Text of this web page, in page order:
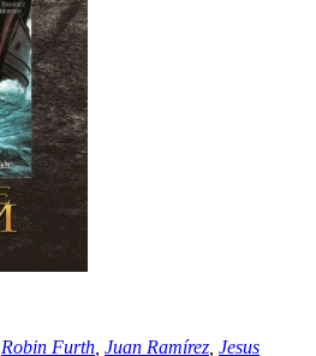
Robin Furth Juan Ramírez Jesus